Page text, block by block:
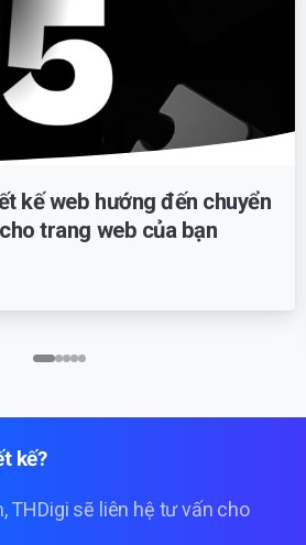
kế web hướng đến chuyển
trang web của bạn
kế?
THDigi sẽ liên hệ tư vấn cho